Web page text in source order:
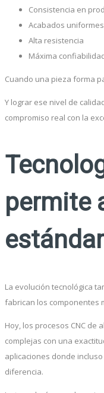
Consistencia en
Acabados uniformes
Alta resistencia
Máxima
Cuando una pieza forma
Y lograr ese nivel de
compromiso real con la
permite
La evolución tecnológica
fabrican los componentes
Hoy, los procesos CNC
complejas con una
aplicaciones donde
diferencia.